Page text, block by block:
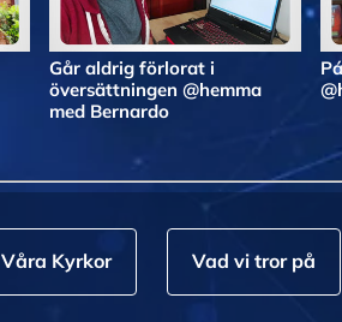
Går aldrig förlorat i
översättningen @hemma
med Bernardo
Våra Kyrkor Vad vi tror på